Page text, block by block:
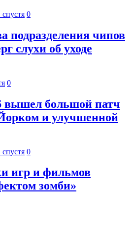
спустя 0
подразделения чипов
слухи об уходе
0
вышел большой патч
и улучшенной
спустя 0
игр и фильмов
зомби»